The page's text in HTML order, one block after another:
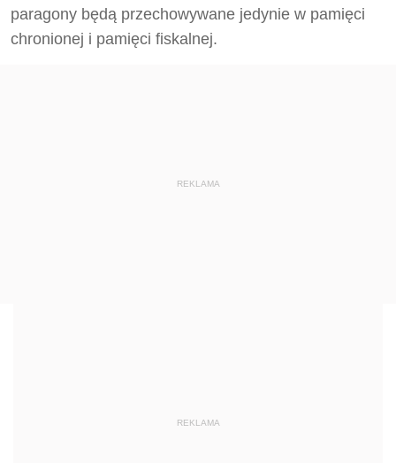
paragony będą przechowywane jedynie w pamięci
chronionej i pamięci fiskalnej.
REKLAMA
REKLAMA